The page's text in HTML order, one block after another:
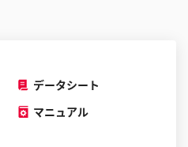
データシート
マニュアル